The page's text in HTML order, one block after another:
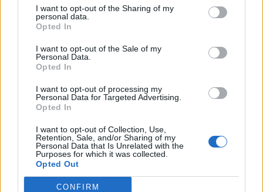
I want to opt-out of the Sharing of my
personal data.
Opted In
I want to opt-out of the Sale of my
Personal Data.
Opted In
I want to opt-out of processing my
Personal Data for Targeted Advertising.
Opted In
I want to opt-out of Collection, Use,
Retention, Sale, and/or Sharing of my
Personal Data that Is Unrelated with the
Purposes for which it was collected.
Opted Out
CONFIRM
TI POTREBBE INTERESSARE
LETTERATURA GRECA
Il saggio consiglio di Sandani a Creso
LETTERATURA GRECA
Storie di Erodoto, La battaglia di
LETTERATURA GRECA
Storie di Erodoto, Notizie sui pigmei